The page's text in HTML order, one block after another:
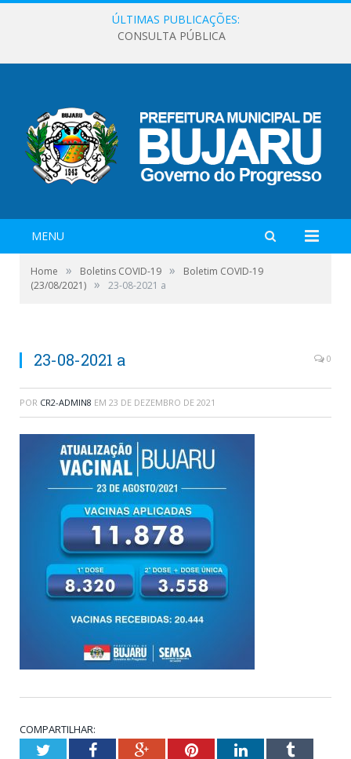
ÚLTIMAS PUBLICAÇÕES:
CONSULTA PÚBLICA
MENU
Home » Boletins COVID-19 »
Boletim COVID-19
(23/08/2021) » 23-08-2021 a
23-08-2021 a 0
POR CR2-ADMIN8 EM 23 DE DEZEMBRO DE 2021
COMPARTILHAR:
TwitterFacebookGoogle+PinterestLinkedInTumblr